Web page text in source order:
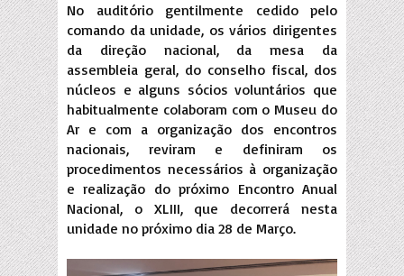
No auditório gentilmente cedido pelo
comando da unidade, os vários dirigentes
da direção nacional, da mesa da
assembleia geral, do conselho fiscal, dos
núcleos e alguns sócios voluntários que
habitualmente colaboram com o Museu do
Ar e com a organização dos encontros
nacionais, reviram e definiram os
procedimentos necessários à organização
e realização do próximo Encontro Anual
Nacional, o XLIII, que decorrerá nesta
unidade no próximo dia 28 de Março.